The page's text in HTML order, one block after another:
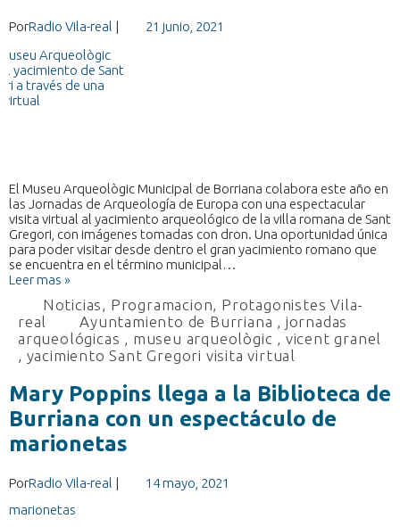
PorRadio Vila-real | 21 junio, 2021
El Museu Arqueològic Municipal de Borriana colabora este año en
las Jornadas de Arqueología de Europa con una espectacular
visita virtual al yacimiento arqueológico de la villa romana de Sant
Gregori, con imágenes tomadas con dron. Una oportunidad única
para poder visitar desde dentro el gran yacimiento romano que
se encuentra en el término municipal…
Leer mas »
Noticias Programacion
Protagonistes Vila-
real
Ayuntamiento de Burriana
jornadas
arqueológicas
museu arqueològic
vicent granel
yacimiento Sant Gregori visita virtual
Mary Poppins llega a la Biblioteca de
Burriana con un espectáculo de
marionetas
PorRadio Vila-real | 14 mayo, 2021